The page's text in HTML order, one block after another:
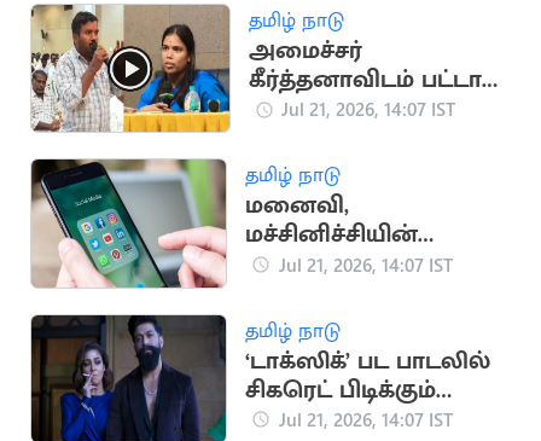
தமிழ் நாடு
அமைச்சர்
கீர்த்தனாவிடம் பட்டாசு
உற்பத்தியாளர்
Jul 21, 2026, 14:07 IST
தமிழ் நாடு
மனைவி,
மச்சினிச்சியின்
புகைப்படங்களை
கணவன்
Jul 21, 2026, 14:07 IST
தமிழ் நாடு
‘டாக்ஸிக்’ பட பாடலில்
சிகரெட் பிடிக்கும்
நயன்தாரா: சமூக
Jul 21, 2026, 14:07 IST